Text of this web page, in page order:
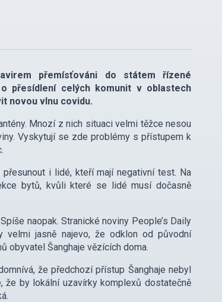
přemísťováni do státem řízené
přesídlení celých komunit v oblastech
novou vlnu covidu.
Mnozí z nich situaci velmi těžce nesou
Vyskytují se zde problémy s přístupem k
i lidé, kteří mají negativní test. Na
bytů, kvůli které se lidé musí dočasně
naopak. Stranické noviny People’s Daily
velmi jasně najevo, že odklon od původní
obyvatel Šanghaje vězících doma.
že předchozí přístup Šanghaje nebyl
že by lokální uzavírky komplexů dostatečně